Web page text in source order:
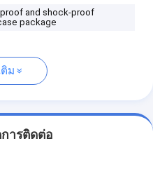
and shock-proof
package
ติม
การติดต่อ